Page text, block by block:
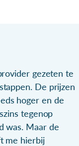
gezeten te
De prijzen
hoger en de
tegenop
was. Maar de
me hierbij